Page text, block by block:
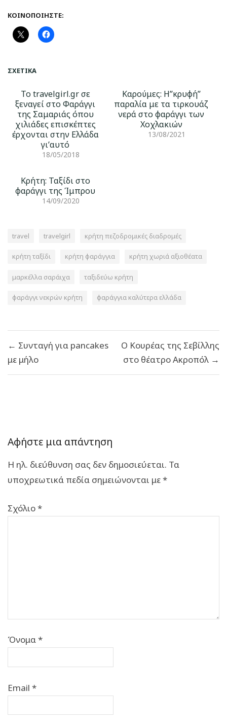
ΚΟΙΝΟΠΟΙΉΣΤΕ:
ΣΧΕΤΙΚΆ
To travelgirl.gr σε
ξεναγεί στο Φαράγγι
της Σαμαριάς όπου
χιλιάδες επισκέπτες
έρχονται στην Ελλάδα
γι’αυτό
18/05/2018
Καρούμες: Η”κρυφή”
παραλία με τα τιρκουάζ
νερά στο φαράγγι των
Χοχλακιών
13/08/2021
Κρήτη: Ταξίδι στο
φαράγγι της Ίμπρου
14/09/2020
travel travelgirl κρήτη πεζοδρομικές διαδρομές
κρήτη ταξίδι κρήτη φαράγγια κρήτη χωριά αξιοθέατα
μαρκέλλα σαράιχα ταξιδεύω κρήτη
φαράγγι νεκρών κρήτη φαράγγια καλύτερα ελλάδα
άρθρων
← Συνταγή για pancakes
με μήλο
Ο Κουρέας της Σεβίλλης
στο θέατρο Ακροπόλ →
Αφήστε μια απάντηση
Η ηλ. διεύθυνση σας δεν δημοσιεύεται. Τα
υποχρεωτικά πεδία σημειώνονται με*
Σχόλιο*
Όνομα*
Email *